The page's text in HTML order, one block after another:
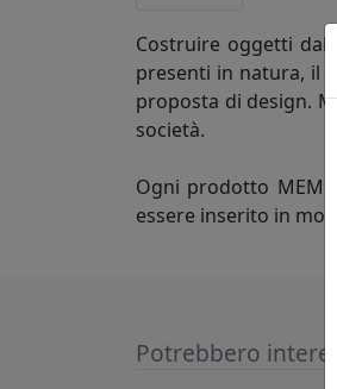
Costruire oggetti dal
presenti in natura, il
proposta di design.
società.
Ogni prodotto
essere inserito in
Potrebbero